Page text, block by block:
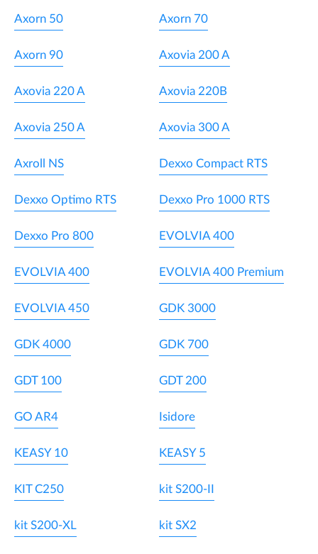
Axorn 50 Axorn 70
Axorn 90 Axovia 200 A
Axovia 220 A Axovia 220B
Axovia 250 A Axovia 300 A
Axroll NS Dexxo Compact RTS
Dexxo Optimo RTS Dexxo Pro 1000 RTS
Dexxo Pro 800 EVOLVIA 400
EVOLVIA 400 EVOLVIA 400 Premium
EVOLVIA 450 GDK 3000
GDK 4000 GDK 700
GDT 100 GDT 200
GO AR4 Isidore
KEASY 10 KEASY 5
KIT C250 kit S200-II
kit S200-XL kit SX2